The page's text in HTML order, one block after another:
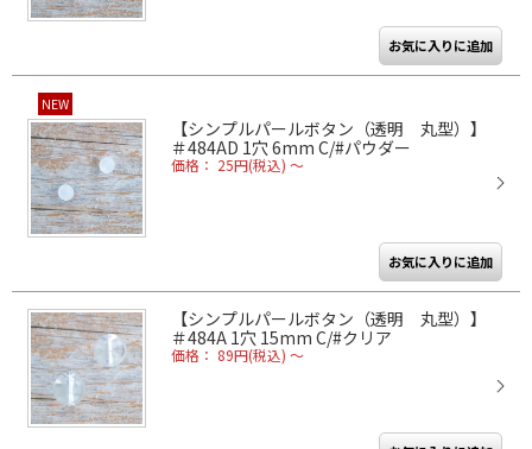
NEW
【シンプルパールボタン（透明 丸型）】
＃484AD 1穴 6mm C/#パウダー
価格： 25円(税込) ～
【シンプルパールボタン（透明 丸型）】
＃484A 1穴 15mm C/#クリア
価格： 89円(税込) ～